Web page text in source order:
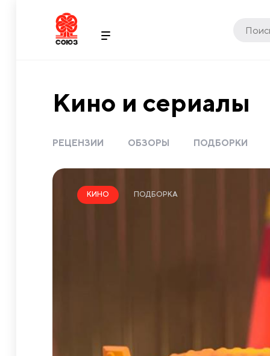
Кино и сериалы
РЕЦЕНЗИИ ОБЗОРЫ ПОДБОРКИ
КИНО ПОДБОРКА